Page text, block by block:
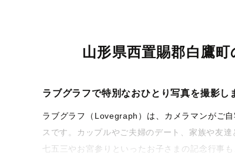
山形県西置賜郡白鷹
ラブグラフで特別なおひとり写真を撮影し
ラブグラフ（Lovegraph）は、カメラマンがご
スです。カップルやご夫婦のデート、家族や友
七五三やお宮参りといったお子さまの記念行事